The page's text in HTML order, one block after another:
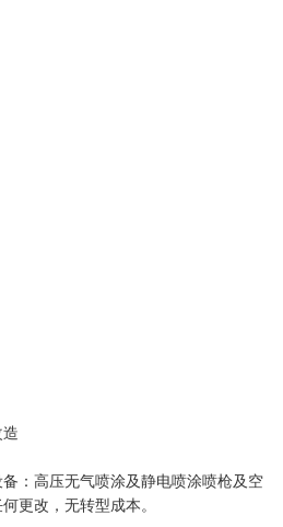
高压无气喷涂及静电喷涂喷枪及空
更改，无转型成本。